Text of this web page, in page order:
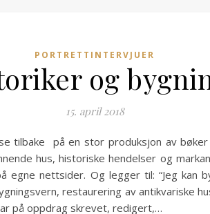
PORTRETTINTERVJUER
og
15. april 2018
tilbake på en stor produksjon av
hus, historiske hendelser og
nettsider. Og legger til: “Jeg kan
restaurering av antikvariske
på oppdrag skrevet, redigert,…